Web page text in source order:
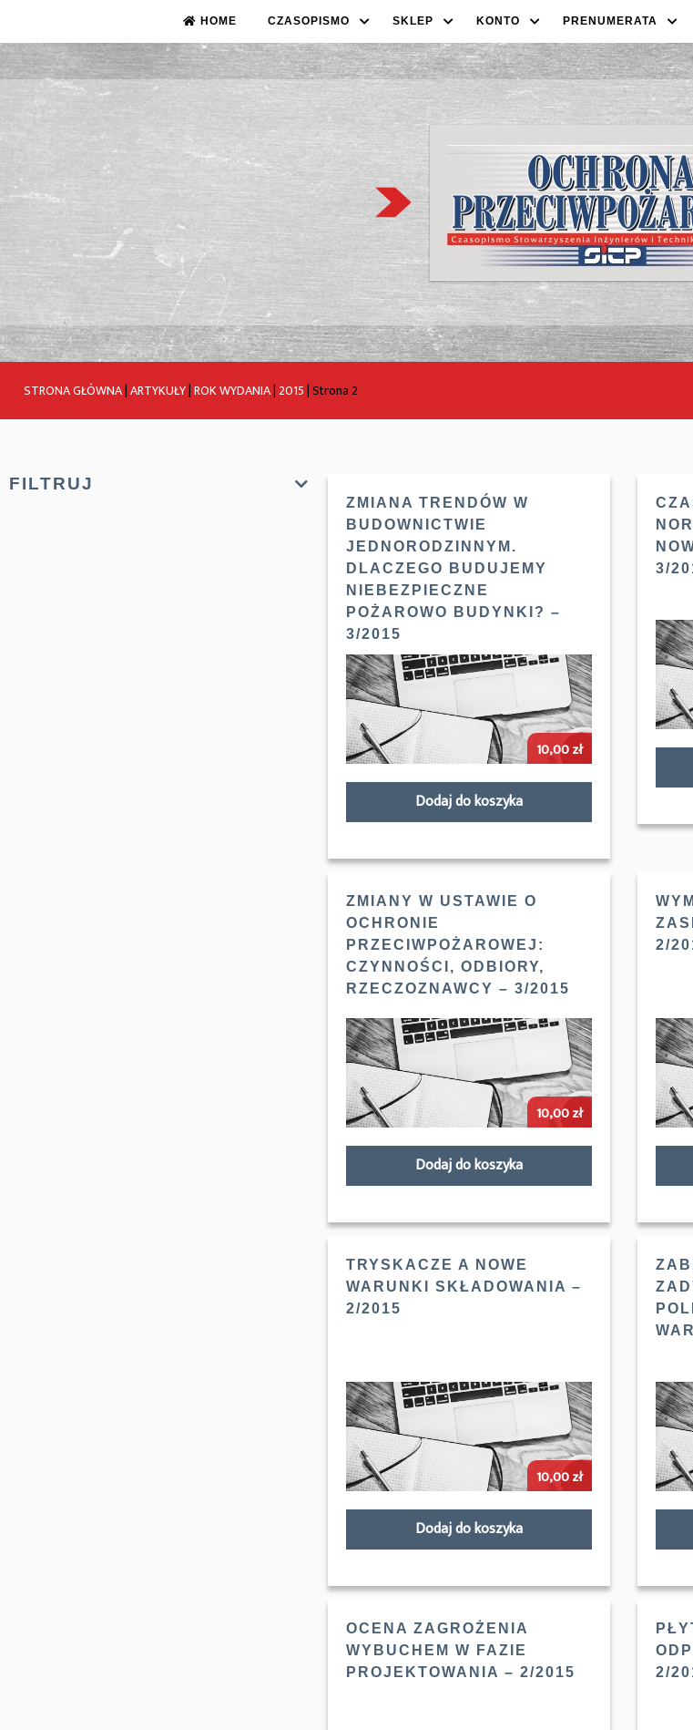
HOME CZASOPISMO SKLEP KONTO PRENUMERATA
STRONA GŁÓWNA|ARTYKUŁY|ROK WYDANIA|2015|Strona 2
FILTRUJ
ZMIANA TRENDÓW W
BUDOWNICTWIE
JEDNORODZINNYM.
DLACZEGO BUDUJEMY
NIEBEZPIECZNE
POŻAROWO BUDYNKI? –
3/2015
10,00zł
Dodaj do koszyka
3/
ZMIANY W USTAWIE O
OCHRONIE
PRZECIWPOŻAROWEJ:
CZYNNOŚCI, ODBIORY,
RZECZOZNAWCY – 3/2015
10,00zł
Dodaj do koszyka
2/
TRYSKACZE A NOWE
WARUNKI SKŁADOWANIA –
2/2015
10,00zł
Dodaj do koszyka
OCENA ZAGROŻENIA
WYBUCHEM W FAZIE
PROJEKTOWANIA – 2/2015
2/